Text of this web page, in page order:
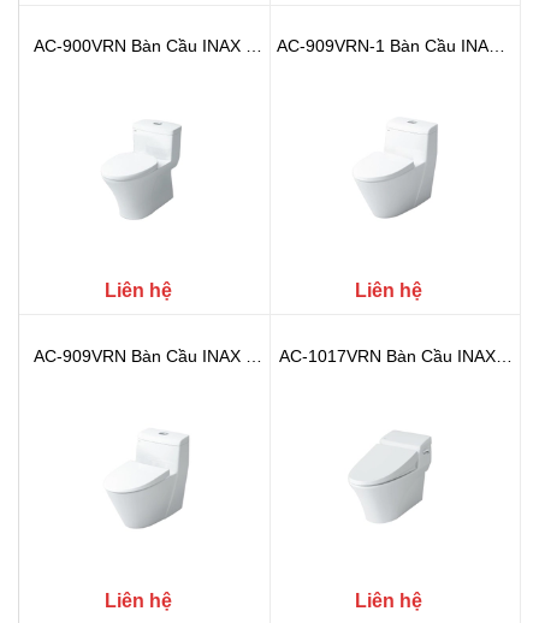
AC-900VRN Bàn Cầu INAX 1
Liên hệ
AC-909VRN-1 Bàn Cầu INAX 1
Liên hệ
AC-909VRN Bàn Cầu INAX 1
Liên hệ
AC-1017VRN Bàn Cầu INAX 1
Liên hệ